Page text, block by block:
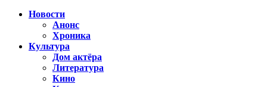
Новости
Анонс
Хроника
Культура
Дом актёра
Литература
Кино